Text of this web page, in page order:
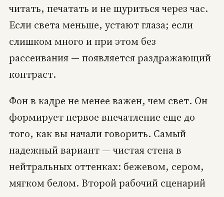
читать, печатать и не щуриться через час.
Если света меньше, устают глаза; если
слишком много и при этом без
рассеивания — появляется раздражающий
контраст.
Фон в кадре не менее важен, чем свет. Он
формирует первое впечатление еще до
того, как вы начали говорить. Самый
надежный вариант — чистая стена в
нейтральных оттенках: бежевом, сером,
мягком белом. Второй рабочий сценарий